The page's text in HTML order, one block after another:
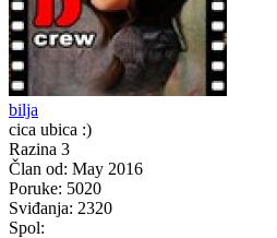
bilja
cica ubica :)
Razina 3
Član od: May 2016
Poruke: 5020
Sviđanja: 2320
Spol: